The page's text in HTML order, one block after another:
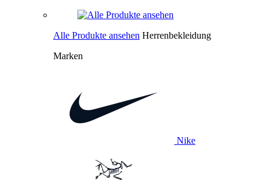
Alle Produkte ansehen Herrenbekleidung
Marken
Nike